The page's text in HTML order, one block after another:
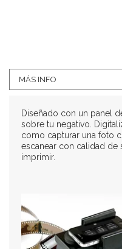
MÁS INFO
Diseñado con un panel
sobre tu negativo.
como capturar una foto
escanear con calidad de
imprimir.
Introducing the
fromLomographyon